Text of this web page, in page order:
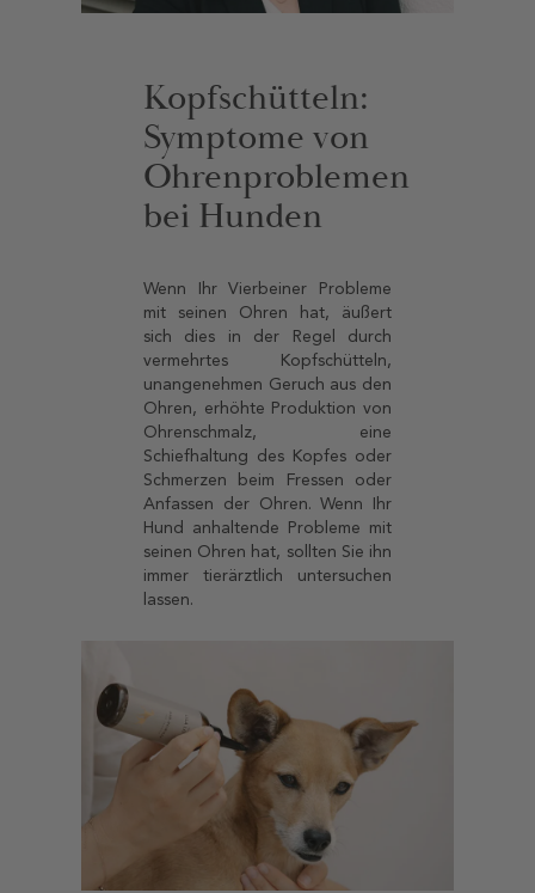
Kopfschütteln:
Symptome von
Ohrenproblemen
bei Hunden
Wenn Ihr Vierbeiner Probleme
mit seinen Ohren hat, äußert
sich dies in der Regel durch
vermehrtes Kopfschütteln,
unangenehmen Geruch aus den
Ohren, erhöhte Produktion von
Ohrenschmalz, eine
Schiefhaltung des Kopfes oder
Schmerzen beim Fressen oder
Anfassen der Ohren. Wenn Ihr
Hund anhaltende Probleme mit
seinen Ohren hat, sollten Sie ihn
immer tierärztlich untersuchen
lassen.